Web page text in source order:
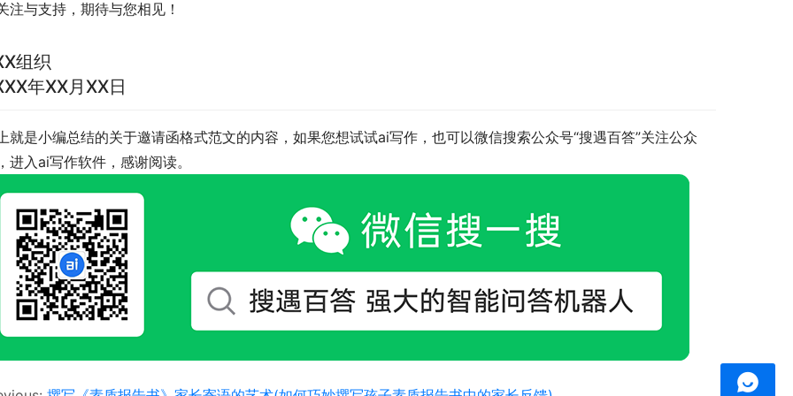
注与支持，期待与您相见！
组织
年XX月XX日
就是小编总结的关于邀请函格式范文的内容，如果您想试试ai写作，也可以微信搜索公众号“搜遇百答”关注公众
进入ai写作软件，感谢阅读。